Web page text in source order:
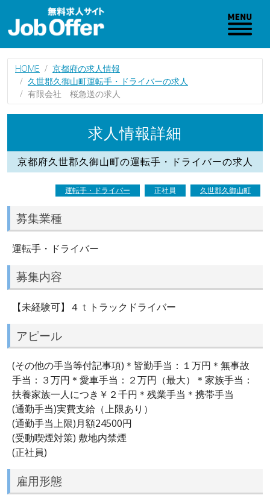
HOME
京都府の求人情報
久世郡久御山町運転手・ドライバーの求人
有限会社 桜急送の求人
求人情報詳細
京都府久世郡久御山町の運転手・ドライバーの求人
運転手・ドライバー 正社員 久世郡久御山町
募集業種
運転手・ドライバー
募集内容
【未経験可】４ｔトラックドライバー
アピール
(その他の手当等付記事項)＊皆勤手当：１万円＊無事故
手当：３万円＊愛車手当：２万円（最大）＊家族手当：
扶養家族一人につき￥２千円＊残業手当＊携帯手当
(通勤手当)実費支給（上限あり）
(通勤手当上限)月額24500円
(受動喫煙対策) 敷地内禁煙
(正社員)
雇用形態